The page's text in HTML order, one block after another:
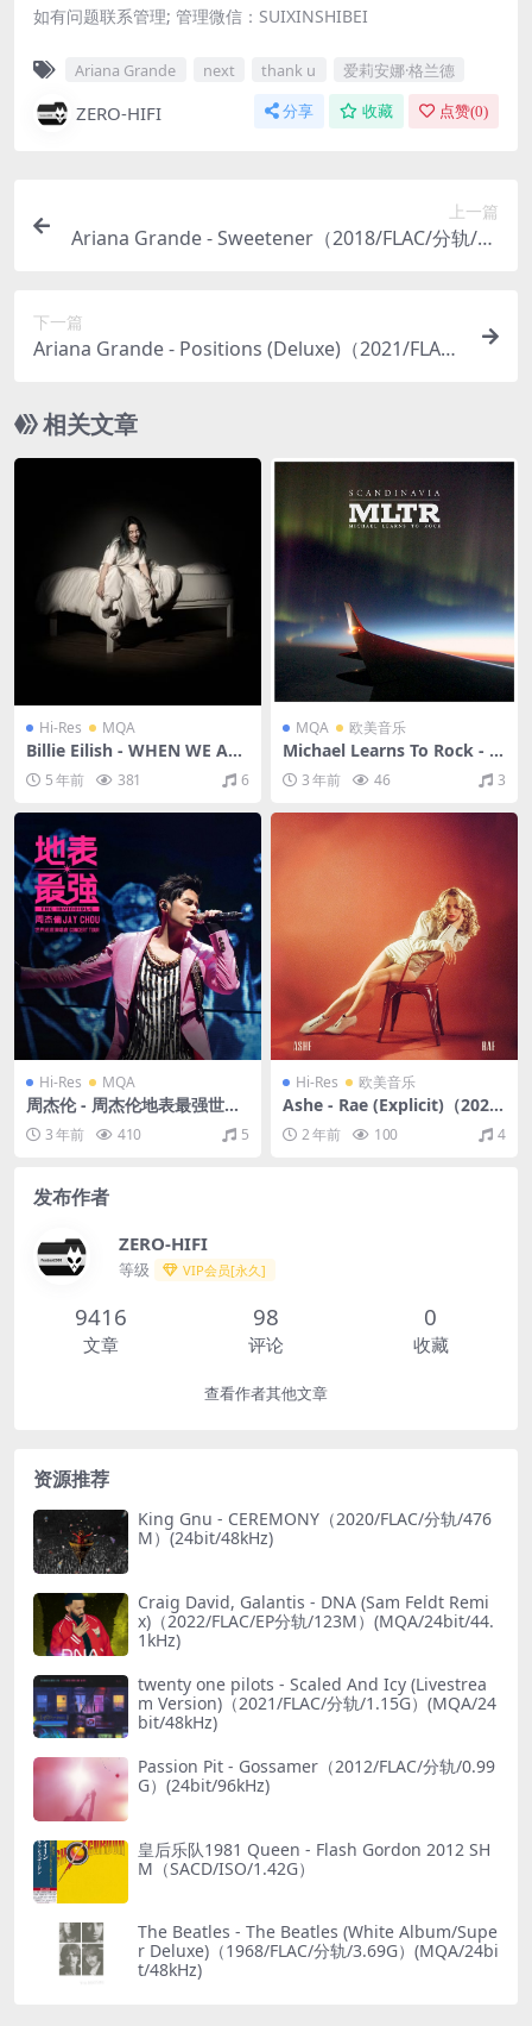
如有问题联系管理; 管理微信：SUIXINSHIBEI
Ariana Grande next thank u 爱莉安娜·格兰德
ZERO-HIFI 分享 收藏 点赞(0)
上一篇
Ariana Grande - Sweetener（2018/FLAC/分轨/56
下一篇
Ariana Grande - Positions (Deluxe)（2021/FLAC/
相关文章
Hi-Res MQA
Billie Eilish - WHEN WE ALL
FALL ASLEEP, WHERE DO W
E GO?（2019/FLAC/分轨/42
9M）(MQA/24bit/44.1kHz)
5 年前 381 6
MQA 欧美音乐
Michael Learns To Rock - S
candinavia（2012/FLAC/分
轨/322M）(MQA/16bit/44.1
kHz)
3 年前 46 3
Hi-Res MQA
周杰伦 - 周杰伦地表最强世界
巡回演唱会（2019/FLAC/分
轨/1.11G）(MQA/24bit/48k
3 年前 410 5
Hi-Res 欧美音乐
Ashe - Rae (Explicit)（2022/
FLAC/分轨/467M）(24bit/4
4.1kHz)
2 年前 100 4
发布作者
ZERO-HIFI
等级 VIP会员[永久]
9416
文章
98
评论
0
收藏
查看作者其他文章
资源推荐
King Gnu - CEREMONY（2020/FLAC/分轨/476
M）(24bit/48kHz)
Craig David, Galantis - DNA (Sam Feldt Remi
x)（2022/FLAC/EP分轨/123M）(MQA/24bit/44.
1kHz)
twenty one pilots - Scaled And Icy (Livestrea
m Version)（2021/FLAC/分轨/1.15G）(MQA/24
bit/48kHz)
Passion Pit - Gossamer（2012/FLAC/分轨/0.99
G）(24bit/96kHz)
皇后乐队1981 Queen - Flash Gordon 2012 SH
M（SACD/ISO/1.42G）
The Beatles - The Beatles (White Album/Supe
r Deluxe)（1968/FLAC/分轨/3.69G）(MQA/24bi
t/48kHz)